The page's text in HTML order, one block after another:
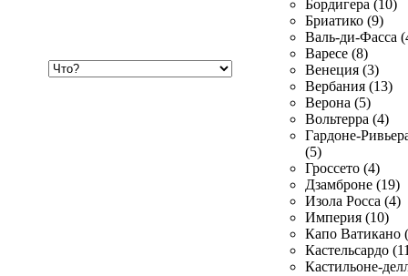
Бордигера (10)
Бриатико (9)
Валь-ди-Фасса
Варесе (8)
Венеция (3)
Вербания (13)
Верона (5)
Вольтерра (4)
Гардоне-
(5)
Гроссето (4)
Дзамброне (19)
Изола Росса (4)
Империя (10)
Капо Ватикано
Кастельсардо
Кастильоне-